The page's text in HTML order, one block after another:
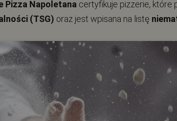
Pizza Napoletana certyfikuje pizzerie, które
(TSG) oraz jest wpisana na listę